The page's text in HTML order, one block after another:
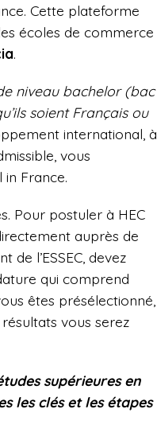
Cette plateforme
écoles de commerce
.
niveau bachelor (bac
soient Français ou
international, à
vous
France.
Pour postuler à HEC
auprès de
l’ESSEC, devez
qui comprend
êtes présélectionné,
vous serez
supérieures en
les clés et les étapes